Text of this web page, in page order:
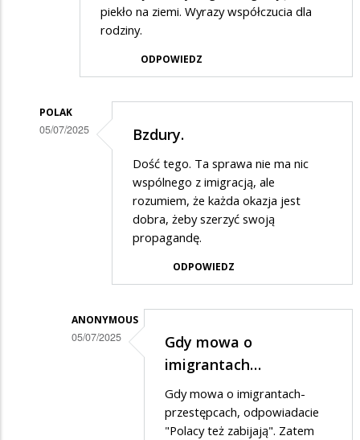
piekło na ziemi. Wyrazy współczucia dla
rodziny.
ODPOWIEDZ
POLAK
05/07/2025
kobiety.
Bzdury.
Dość tego. Ta sprawa nie ma nic
wspólnego z imigracją, ale
rozumiem, że każda okazja jest
dobra, żeby szerzyć swoją
propagandę.
ODPOWIEDZ
ANONYMOUS
05/07/2025
Gdy mowa o
imigrantach…
Gdy mowa o imigrantach-
przestępcach, odpowiadacie
"Polacy też zabijają". Zatem